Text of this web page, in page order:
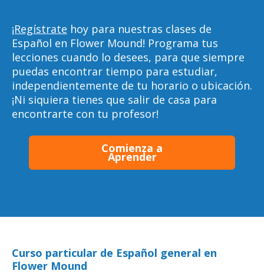
¡Regístrate hoy para nuestras clases de
Español en Flower Mound! Programa tus
lecciones cuando lo desees, para que siempre
puedas encontrar tiempo para estudiar,
independientemente de tu horario o ubicación.
¡Ni siquiera tienes que salir de casa para
encontrarte con tu profesor!
Comienza a
Aprender
Curso particular de Español general en
Flower Mound